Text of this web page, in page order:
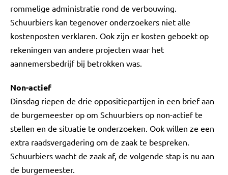
rommelige administratie rond de verbouwing.
Schuurbiers kan tegenover onderzoekers niet alle
kostenposten verklaren. Ook zijn er kosten geboekt op
rekeningen van andere projecten waar het
aannemersbedrijf bij betrokken was.
Non-actief
Dinsdag riepen de drie oppositiepartijen in een brief aan
de burgemeester op om Schuurbiers op non-actief te
stellen en de situatie te onderzoeken. Ook willen ze een
extra raadsvergadering om de zaak te bespreken.
Schuurbiers wacht de zaak af, de volgende stap is nu aan
de burgemeester.